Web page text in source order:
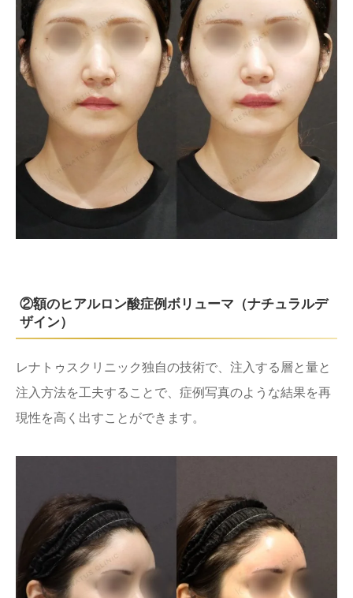
②額のヒアルロン酸症例ボリューマ（ナチュラルデ
ザイン）
レナトゥスクリニック独自の技術で、注入する層と量と
注入方法を工夫することで、症例写真のような結果を再
現性を高く出すことができます。